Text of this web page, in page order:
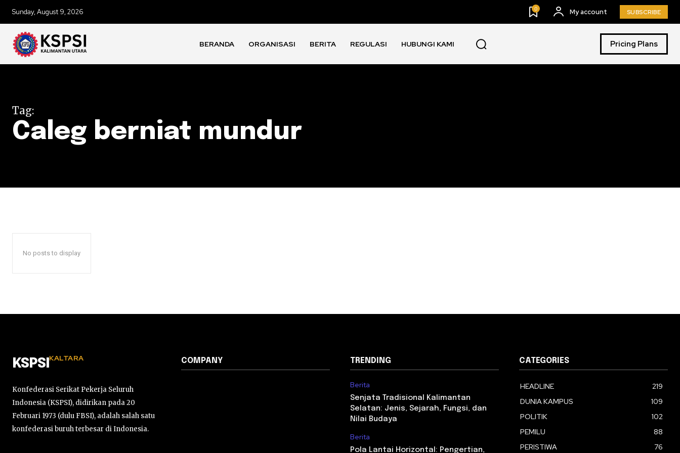
Sunday, August 9, 2026 0 My account SUBSCRIBE
BERANDA ORGANISASI BERITA REGULASI HUBUNGI KAMI Pricing Plans
Tag:
Caleg berniat mundur
No posts to display
KSPSI KALTARA
Konfederasi Serikat Pekerja Seluruh
Indonesia (KSPSI), didirikan pada 20
Februari 1973 (dulu FBSI), adalah salah satu
konfederasi buruh terbesar di Indonesia.
COMPANY TRENDING
Berita
Senjata Tradisional Kalimantan
Selatan: Jenis, Sejarah, Fungsi, dan
Nilai Budaya
Berita
Pola Lantai Horizontal: Pengertian,
CATEGORIES
HEADLINE
219
DUNIA KAMPUS
109
POLITIK
102
PEMILU
88
PERISTIWA
76